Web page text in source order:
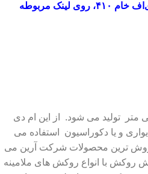
۴۱۰، روی لینک مربوطه
دی اف در ضخامت 8 میلی متر تولید می شود. از این ام دی
و یا دکوراسیون استفاده می
ترین محصولات شرکت آرین می
روکش با انواع روکش های ملامینه